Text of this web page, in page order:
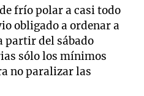
frío polar a casi todo
obligado a ordenar a
partir del sábado
sólo los mínimos
no paralizar las